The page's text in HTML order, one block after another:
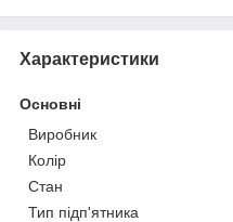
Характеристики
Основні
Виробник
Колір
Стан
Тип підп'ятника